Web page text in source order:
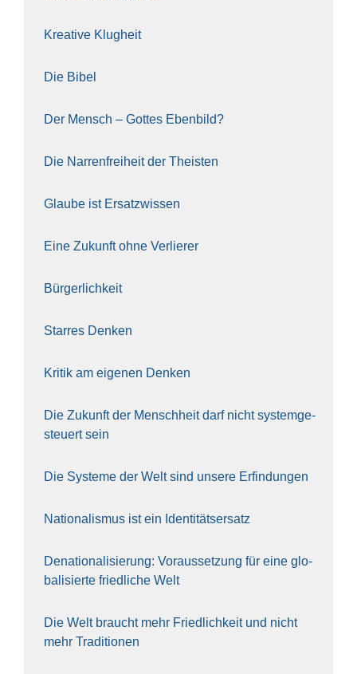
Krea­ti­ve Klug­heit
Die Bibel
Der Mensch – Got­tes Eben­bild?
Die Nar­ren­frei­heit der The­is­ten
Glau­be ist Ersatz­wis­sen
Eine Zukunft ohne Ver­lie­rer
Bür­ger­lich­keit
Star­res Den­ken
Kri­tik am eige­nen Den­ken
Die Zukunft der Mensch­heit darf nicht sys­tem­ge­
steu­ert sein
Die Sys­te­me der Welt sind unse­re Erfin­dun­gen
Natio­na­lis­mus ist ein Iden­ti­täts­er­satz
Dena­tio­na­li­sie­rung: Vor­aus­set­zung für eine glo­
ba­li­sier­te fried­li­che Welt
Die Welt braucht mehr Fried­lich­keit und nicht
mehr Tra­di­tio­nen